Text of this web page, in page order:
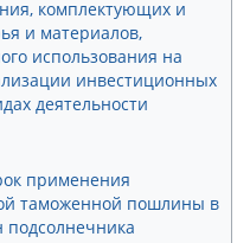
комплектующих и
и материалов,
использования на
инвестиционных
деятельности
применения
таможенной пошлины в